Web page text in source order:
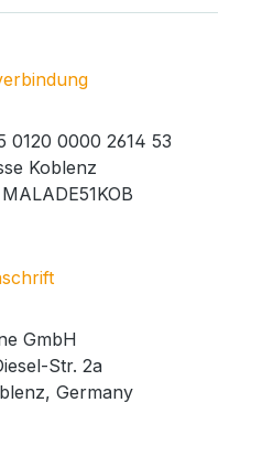
0120 0000 2614 53
Koblenz
GmbH
Str. 2a
Germany